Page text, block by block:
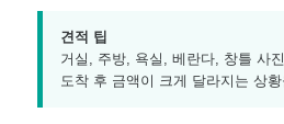
견적 팁
거실, 주방, 욕실, 베란다, 창틀 사
도착 후 금액이 크게 달라지는 상